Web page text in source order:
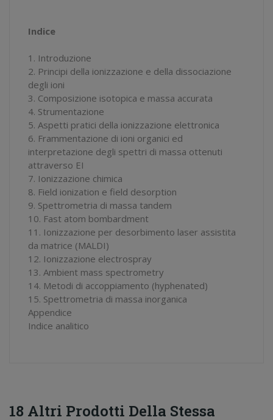
Indice
1. Introduzione
2. Principi della ionizzazione e della dissociazione
degli ioni
3. Composizione isotopica e massa accurata
4. Strumentazione
5. Aspetti pratici della ionizzazione elettronica
6. Frammentazione di ioni organici ed
interpretazione degli spettri di massa ottenuti
attraverso EI
7. Ionizzazione chimica
8. Field ionization e field desorption
9. Spettrometria di massa tandem
10. Fast atom bombardment
11. Ionizzazione per desorbimento laser assistita
da matrice (MALDI)
12. Ionizzazione electrospray
13. Ambient mass spectrometry
14. Metodi di accoppiamento (hyphenated)
15. Spettrometria di massa inorganica
Appendice
Indice analitico
18 Altri Prodotti Della Stessa